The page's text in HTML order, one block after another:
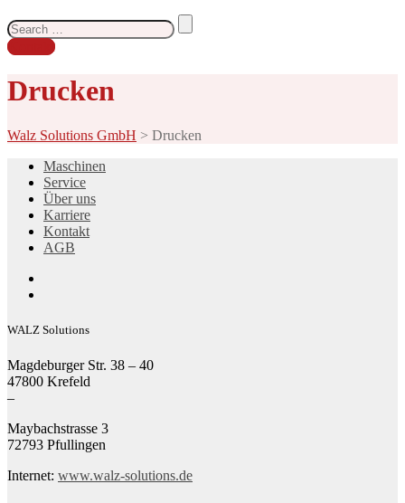
Search
for:
Kontakt
Drucken
Walz Solutions GmbH > Drucken
Maschinen
Service
Über uns
Karriere
Kontakt
AGB
WALZ Solutions
Magdeburger Str. 38 – 40
47800 Krefeld
–
Maybachstrasse 3
72793 Pfullingen
Internet: www.walz-solutions.de